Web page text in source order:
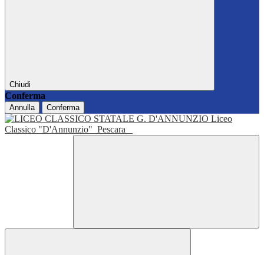
Chiudi
Conferma
Annulla Conferma
Liceo
Classico "D'Annunzio" Pescara